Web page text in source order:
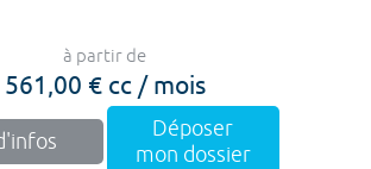
à partir de
561,00 € cc / mois
Déposer
mon dossier